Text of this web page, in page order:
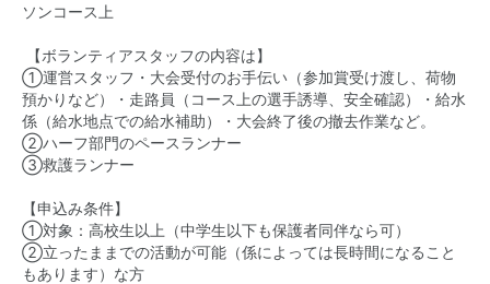
ソンコース上
【ボランティアスタッフの内容は】
①運営スタッフ・大会受付のお手伝い（参加賞受け渡し、荷物
預かりなど）・走路員（コース上の選手誘導、安全確認）・給水
係（給水地点での給水補助）・大会終了後の撤去作業など。
②ハーフ部門のペースランナー
③救護ランナー
【申込み条件】
①対象：高校生以上（中学生以下も保護者同伴なら可）
②立ったままでの活動が可能（係によっては長時間になること
もあります）な方